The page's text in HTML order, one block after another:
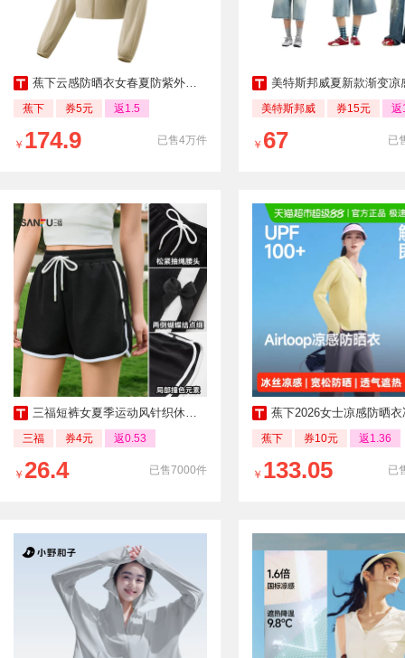
蕉下云感防晒衣女春夏防紫外线防晒服
蕉下 券5元 返1.5
已售4万件
￥ 174.9
美特斯邦威夏新款渐变凉感印花圆领
美特斯邦威 券15元 返
已
￥ 67
三福短裤女夏季运动风针织休闲裤
三福 券4元 返0.53
已售7000件
￥ 26.4
蕉下2026女士凉感防晒衣冰丝透气户
蕉下 券10元 返1.36
已
￥ 133.05